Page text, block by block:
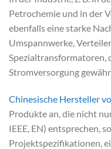
Petrochemie und in der
ebenfalls eine starke
Umspannwerke,
Spezialtransformatoren,
Stromversorgung
Chinesische Hersteller
Produkte an, die nicht
IEEE, EN) entsprechen,
Projektspezifikationen,